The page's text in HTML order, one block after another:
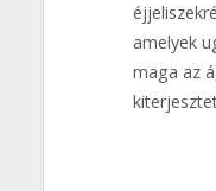
amelyek
maga az